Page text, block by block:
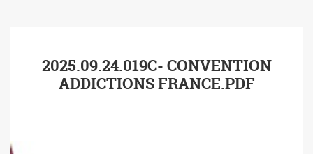
programmation
culturelle, la vie
2025.09.24.019C- CONVENTION
ADDICTIONS FRANCE.PDF